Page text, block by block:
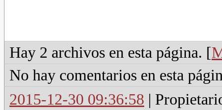
Hay 2 archivos en esta página. [
No hay comentarios en esta
2015-12-30 09:36:58 |